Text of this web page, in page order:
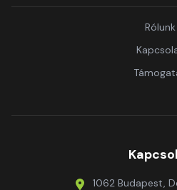
Rólunk
1062 Budapest,